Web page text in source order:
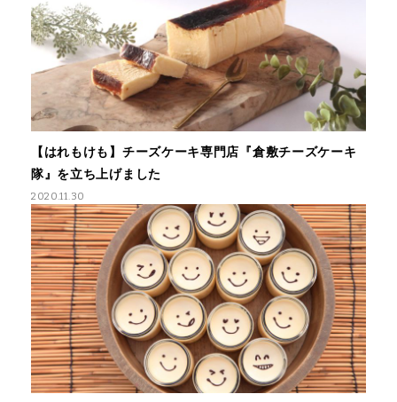
【はれもけも】チーズケーキ専門店『倉敷チーズケーキ
隊』を立ち上げました
2020.11.30